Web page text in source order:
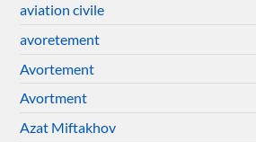
aviation civile
avoretement
Avortement
Avortment
Azat Miftakhov